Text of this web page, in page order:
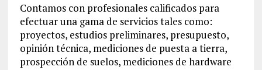
Contamos con profesionales calificados para
efectuar una gama de servicios tales como:
proyectos, estudios preliminares, presupuesto,
opinión técnica, mediciones de puesta a tierra,
prospección de suelos, mediciones de hardware